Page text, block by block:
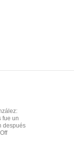
fue un
después